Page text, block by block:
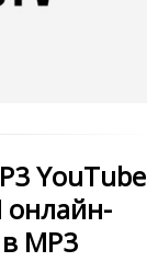
YouTube
MP3